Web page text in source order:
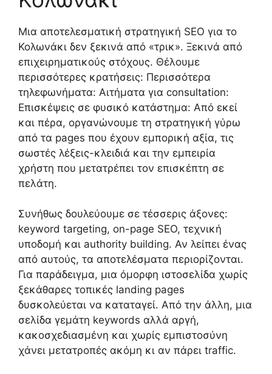
Μια αποτελεσματική στρατηγική SEO για το
Κολωνάκι δεν ξεκινά από «τρικ». Ξεκινά από
επιχειρηματικούς στόχους. Θέλουμε
περισσότερες κρατήσεις: Περισσότερα
τηλεφωνήματα: Αιτήματα για consultation:
Επισκέψεις σε φυσικό κατάστημα: Από εκεί
και πέρα, οργανώνουμε τη στρατηγική γύρω
από τα pages που έχουν εμπορική αξία, τις
σωστές λέξεις-κλειδιά και την εμπειρία
χρήστη που μετατρέπει τον επισκέπτη σε
πελάτη.
Συνήθως δουλεύουμε σε τέσσερις άξονες:
keyword targeting, on-page SEO, τεχνική
υποδομή και authority building. Αν λείπει ένας
από αυτούς, τα αποτελέσματα περιορίζονται.
Για παράδειγμα, μια όμορφη ιστοσελίδα χωρίς
ξεκάθαρες τοπικές landing pages
δυσκολεύεται να καταταγεί. Από την άλλη, μια
σελίδα γεμάτη keywords αλλά αργή,
κακοσχεδιασμένη και χωρίς εμπιστοσύνη
χάνει μετατροπές ακόμη κι αν πάρει traffic.